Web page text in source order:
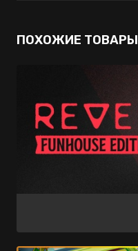
ПОХОЖИЕ ТОВАРЫ